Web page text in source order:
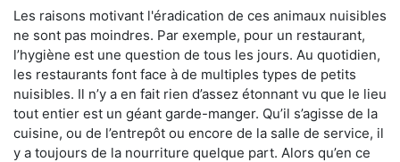
Les raisons motivant l'éradication de ces animaux nuisibles
ne sont pas moindres. Par exemple, pour un restaurant,
l’hygiène est une question de tous les jours. Au quotidien,
les restaurants font face à de multiples types de petits
nuisibles. Il n’y a en fait rien d’assez étonnant vu que le lieu
tout entier est un géant garde-manger. Qu’il s’agisse de la
cuisine, ou de l’entrepôt ou encore de la salle de service, il
y a toujours de la nourriture quelque part. Alors qu’en ce